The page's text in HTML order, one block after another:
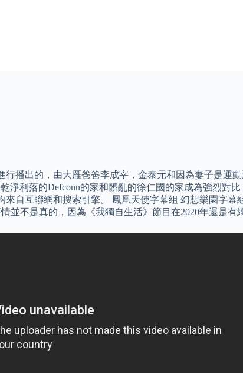
播出的，由大雁爸爸李成宰，金泰元和因為妻子是運
淨利落的Defconn的家和髒亂的徐仁國的家成為強烈對
自互聯網和搜索引擎。 鳳凰天使字幕組 幻想樂園字
並不是真的，因為《我獨自生活》節目在2020年還是